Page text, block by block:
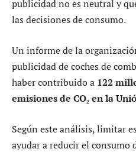
publicidad no es neutral y
las decisiones de consumo.
Un informe de la
publicidad de coches de
haber contribuido a 122
emisiones de CO₂ en la
Según este análisis, limitar
ayudar a reducir el consumo